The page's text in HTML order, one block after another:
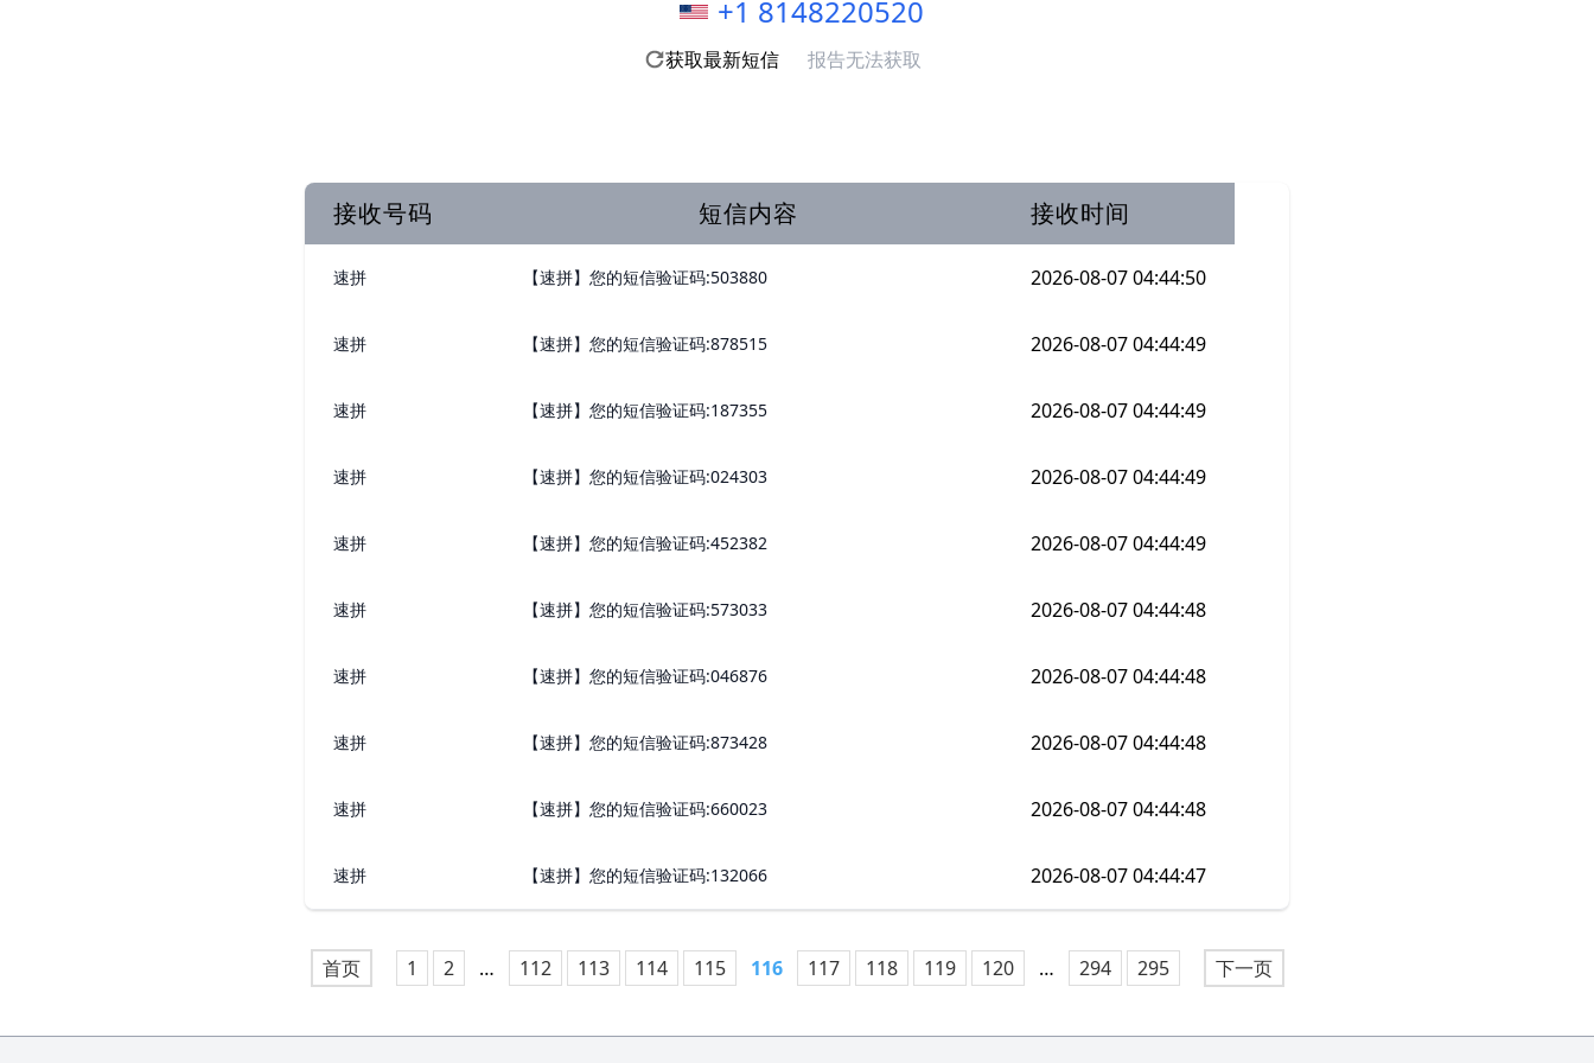
+1 8148220520
获取最新短信 报告无法获取
接收号码 短信内容 接收时间
速拼 【速拼】您的短信验证码:503880 2026-08-07 04:44:50
速拼 【速拼】您的短信验证码:878515 2026-08-07 04:44:49
速拼 【速拼】您的短信验证码:187355 2026-08-07 04:44:49
速拼 【速拼】您的短信验证码:024303 2026-08-07 04:44:49
速拼 【速拼】您的短信验证码:452382 2026-08-07 04:44:49
速拼 【速拼】您的短信验证码:573033 2026-08-07 04:44:48
速拼 【速拼】您的短信验证码:046876 2026-08-07 04:44:48
速拼 【速拼】您的短信验证码:873428 2026-08-07 04:44:48
速拼 【速拼】您的短信验证码:660023 2026-08-07 04:44:48
速拼 【速拼】您的短信验证码:132066 2026-08-07 04:44:47
首页 1 2 … 112 113 114 115 116 117 118 119 120 … 294 295 下一页